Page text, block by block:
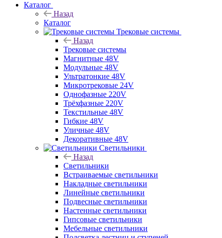
Каталог
Назад
Каталог
Трековые системы
Назад
Трековые системы
Магнитные 48V
Модульные 48V
Ультратонкие 48V
Микротрековые 24V
Однофазные 220V
Трёхфазные 220V
Текстильные 48V
Гибкие 48V
Уличные 48V
Декоративные 48V
Светильники
Назад
Светильники
Встраиваемые светильники
Накладные светильники
Линейные светильники
Подвесные светильники
Настенные светильники
Гипсовые светильники
Мебельные светильники